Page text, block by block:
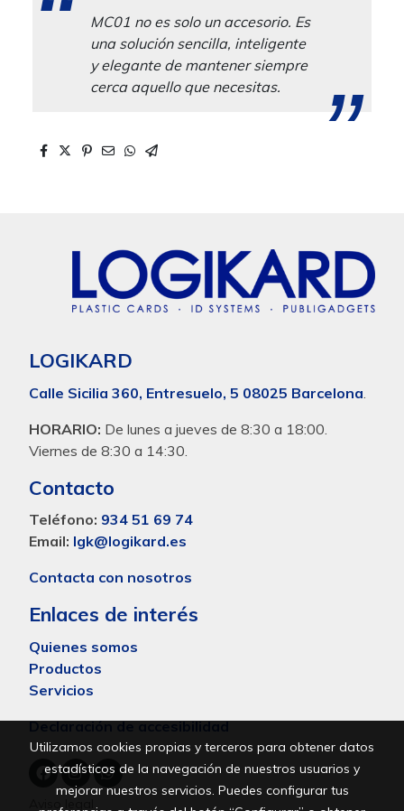
MC01 no es solo un accesorio. Es
una solución sencilla, inteligente
y elegante de mantener siempre
cerca aquello que necesitas.
LOGIKARD
Calle Sicilia 360, Entresuelo, 5 08025 Barcelona
HORARIO: De lunes a jueves de 8:30 a 18:00.
Viernes de 8:30 a 14:30.
Contacto
Teléfono: 934 51 69 74
Email: lgk@logikard.es
Contacta con nosotros
Enlaces de interés
Quienes somos
Productos
Servicios
Declaración de accesibilidad
Aviso legal
Utilizamos cookies propias y terceros para obtener datos
estadísticos de la navegación de nuestros usuarios y
mejorar nuestros servicios. Puedes configurar tus